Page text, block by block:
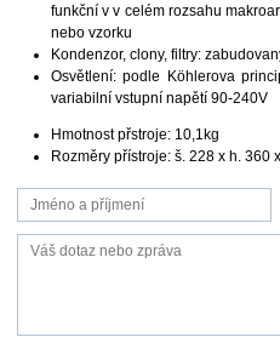
funkční v v celém rozsahu
nebo vzorku
Kondenzor, clony, filtry:
Osvětlení: podle Köhlerova
variabilní vstupní napětí 90-240V
Hmotnost přstroje: 10,1kg
Rozměry přístroje: š. 228 x h. 360